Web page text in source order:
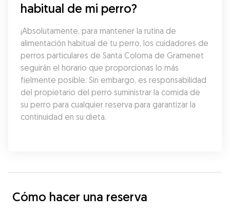
habitual de mi perro?
¡Absolutamente, para mantener la rutina de
alimentación habitual de tu perro, los cuidadores de
perros particulares de Santa Coloma de Gramenet
seguirán el horario que proporcionas lo más
fielmente posible. Sin embargo, es responsabilidad
del propietario del perro suministrar la comida de
su perro para cualquier reserva para garantizar la
continuidad en su dieta.
Cómo hacer una reserva